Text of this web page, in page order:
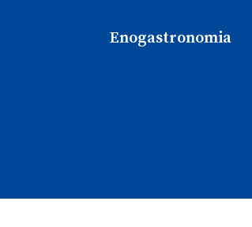
Enogastronomia